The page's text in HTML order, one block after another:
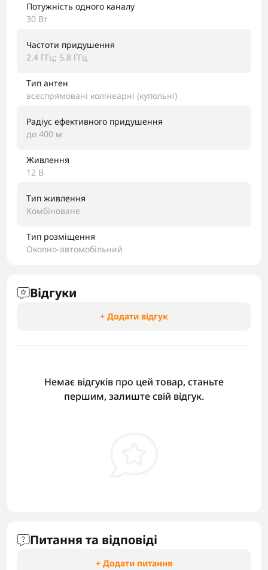
Потужність одного каналу
30 Вт
Частоти придушення
2.4 ГГц; 5.8 ГГц
Тип антен
всеспрямовані колінеарні (купольні)
Радіус ефективного придушення
до 400 м
Живлення
12 В
Тип живлення
Комбіноване
Тип розміщення
Окопно-автомобільний
Відгуки
+ Додати відгук
Немає відгуків про цей товар, станьте
першим, залиште свій відгук.
Питання та відповіді
+ Додати питання